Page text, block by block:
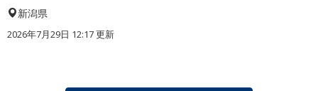
新潟県
2026年7月29日 12:17 更新